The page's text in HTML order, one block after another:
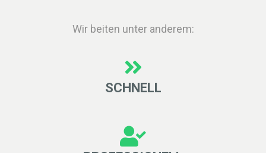
Wir beiten unter anderem:
SCHNELL